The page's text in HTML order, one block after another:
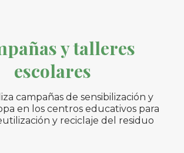
y talleres
escolares
campañas de sensibilización y
en los centros educativos para
y reciclaje del residuo